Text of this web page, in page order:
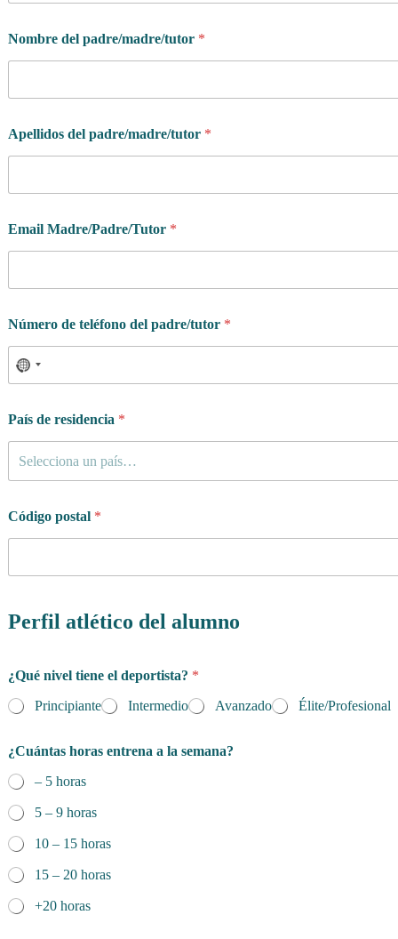
Nombre del padre/madre/tutor *
Apellidos del padre/madre/tutor *
Email Madre/Padre/Tutor *
Número de teléfono del padre/tutor *
País de residencia *
Selecciona un país…
Código postal *
Perfil atlético del alumno
¿Qué nivel tiene el deportista? *
Principiante
Intermedio Avanzado Élite/Profesional
¿Cuántas horas entrena a la semana?
– 5 horas
5 – 9 horas
10 – 15 horas
15 – 20 horas
+20 horas